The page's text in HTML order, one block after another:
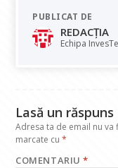
b
o
s
A
PUBLICAT DE
REDACȚIA
Echipa
Lasă un răspuns
Adresa ta de email nu va
marcate cu*
COMENTARIU*